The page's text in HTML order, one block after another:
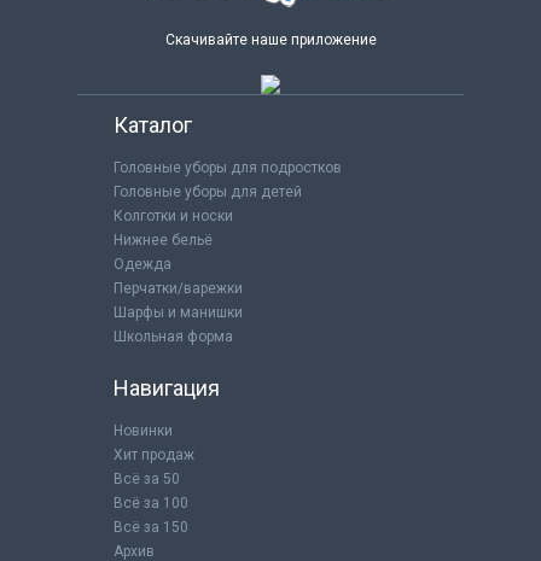
Скачивайте наше приложение
Каталог
Головные уборы для подростков
Головные уборы для детей
Колготки и носки
Нижнее бельё
Одежда
Перчатки/варежки
Шарфы и манишки
Школьная форма
Навигация
Новинки
Хит продаж
Всё за 50
Всё за 100
Всё за 150
Архив